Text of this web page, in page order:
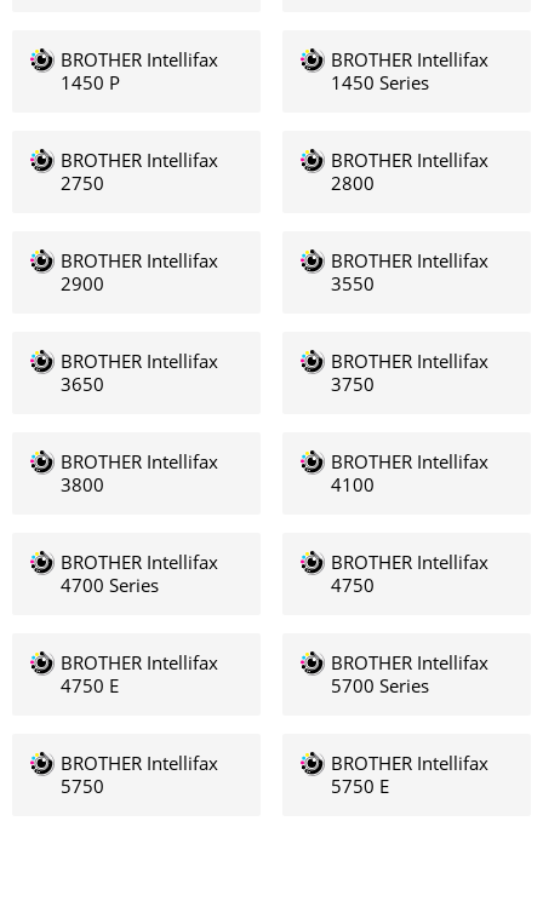
BROTHER Intellifax
1450 P
BROTHER Intellifax
1450 Series
BROTHER Intellifax
2750
BROTHER Intellifax
2800
BROTHER Intellifax
2900
BROTHER Intellifax
3550
BROTHER Intellifax
3650
BROTHER Intellifax
3750
BROTHER Intellifax
3800
BROTHER Intellifax
4100
BROTHER Intellifax
4700 Series
BROTHER Intellifax
4750
BROTHER Intellifax
4750 E
BROTHER Intellifax
5700 Series
BROTHER Intellifax
5750
BROTHER Intellifax
5750 E